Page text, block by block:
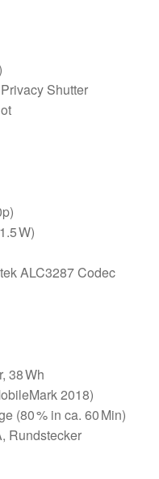
Shutter
W)
ALC3287 Codec
38 Wh
2018)
(80 % in ca. 60 Min)
Rundstecker